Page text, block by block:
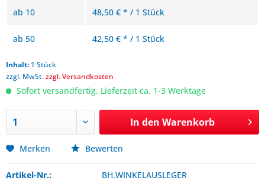
ab 10 48,50 € * / 1 Stück
ab 50 42,50 € * / 1 Stück
Inhalt: 1 Stück
zzgl. MwSt.zzgl. Versandkosten
Sofort versandfertig, Lieferzeit ca. 1-3 Werktage
In den Warenkorb
Merken Bewerten
Artikel-Nr.: BH.WINKELAUSLEGER